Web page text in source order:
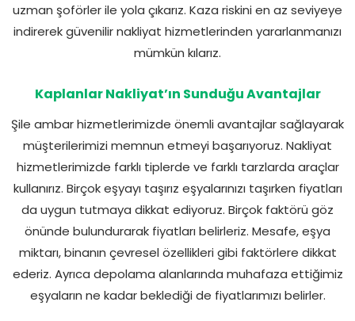
uzman şoförler ile yola çıkarız. Kaza riskini en az seviyeye
indirerek güvenilir nakliyat hizmetlerinden yararlanmanızı
mümkün kılarız.
Kaplanlar Nakliyat’ın Sunduğu Avantajlar
Şile ambar hizmetlerimizde önemli avantajlar sağlayarak
müşterilerimizi memnun etmeyi başarıyoruz. Nakliyat
hizmetlerimizde farklı tiplerde ve farklı tarzlarda araçlar
kullanırız. Birçok eşyayı taşırız eşyalarınızı taşırken fiyatları
da uygun tutmaya dikkat ediyoruz. Birçok faktörü göz
önünde bulundurarak fiyatları belirleriz. Mesafe, eşya
miktarı, binanın çevresel özellikleri gibi faktörlere dikkat
ederiz. Ayrıca depolama alanlarında muhafaza ettiğimiz
eşyaların ne kadar beklediği de fiyatlarımızı belirler.